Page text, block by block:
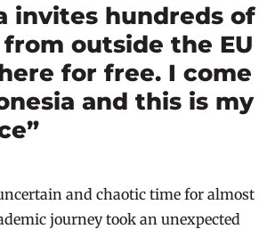
invites hundreds of
outside the EU
for free. I come
and this is my
and chaotic time for almost
journey took an unexpected